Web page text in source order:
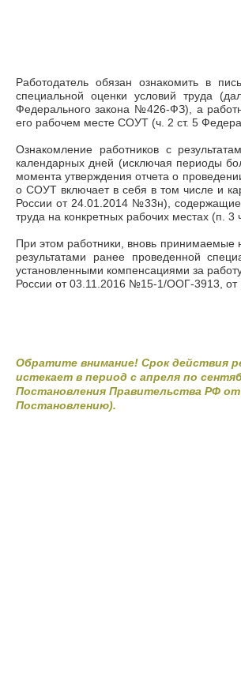
Работодатель обязан ознакомить в
специальной оценки условий труда
Федерального закона №426-ФЗ), а
его рабочем месте СОУТ (ч. 2 ст. 5
Ознакомление работников с
календарных дней (исключая периоды
момента утверждения отчета о
о СОУТ включает в себя в том числе и
России от 24.01.2014 №33н), содержащие
труда на конкретных рабочих местах (п.
При этом работники, вновь принимаемые
результатами ранее проведенной
установленными компенсациями за
России от 03.11.2016 №15-1/ООГ-3913,
Обратите внимание! Срок действия
истекает в период с апреля по
Постановления Правительства РФ
Постановлению).